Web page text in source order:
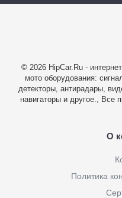
© 2026 HipCar.Ru -
мото оборудования:
детекторы, антирадары,
навигаторы и другое., Все
О
Политика